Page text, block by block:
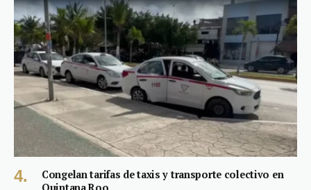
Congelan tarifas de taxis y transporte colectivo en
Quintana Roo